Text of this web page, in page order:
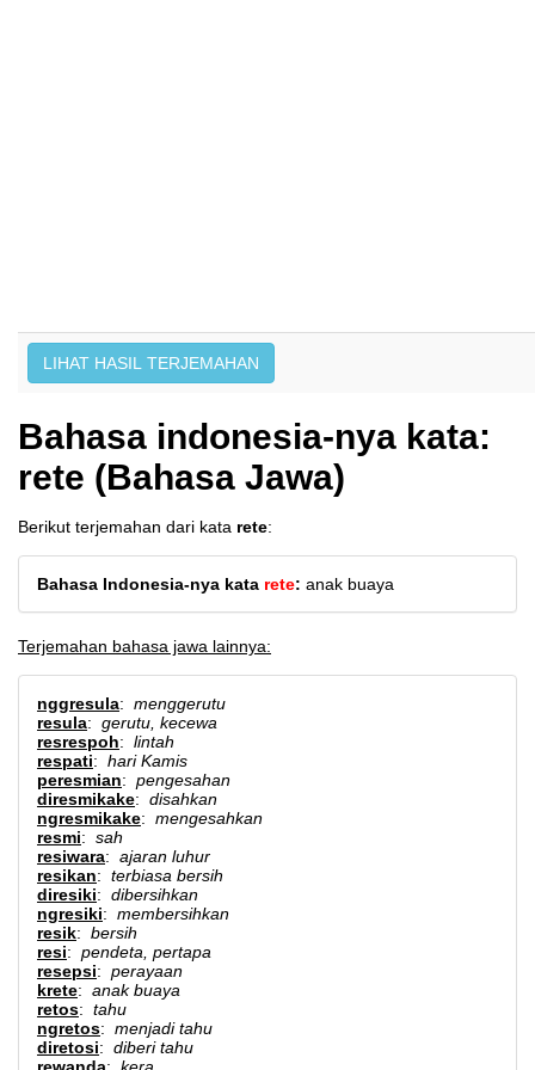
Bahasa indonesia-nya kata:
rete (Bahasa Jawa)
Berikut terjemahan dari kata rete:
Bahasa Indonesia-nya kata rete: anak buaya
Terjemahan bahasa jawa lainnya:
nggresula: menggerutu
resula: gerutu, kecewa
resrespoh: lintah
respati: hari Kamis
peresmian: pengesahan
diresmikake: disahkan
ngresmikake: mengesahkan
resmi: sah
resiwara: ajaran luhur
resikan: terbiasa bersih
diresiki: dibersihkan
ngresiki: membersihkan
resik: bersih
resi: pendeta, pertapa
resepsi: perayaan
krete: anak buaya
retos: tahu
ngretos: menjadi tahu
diretosi: diberi tahu